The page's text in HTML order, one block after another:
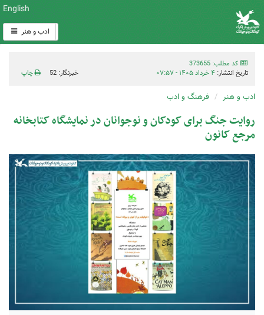
English
ادب و هنر
کد مطلب: 373655
تاریخ انتشار: ۴ خرداد ۱۴۰۵ - ۰۷:۵۷ خبرنگار: 52 چاپ
ادب و هنر فرهنگ و ادب
روایت جنگ برای کودکان و نوجوانان در نمایشگاه کتابخانه
مرجع کانون